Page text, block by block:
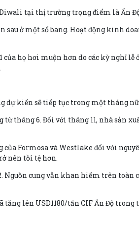
tại thị trường trọng điểm là Ấn
ở một số bang. Hoạt động kinh
họ hơi muộn hơn do các kỳ nghỉ lễ
dự kiến sẽ tiếp tục trong một tháng
tháng 6. Đối với tháng 11, nhà sản
Formosa và Westlake đối với
nên tồi tệ hơn.
cung vẫn khan hiếm trên toàn
lên USD1180/tấn CIF Ấn Độ trong